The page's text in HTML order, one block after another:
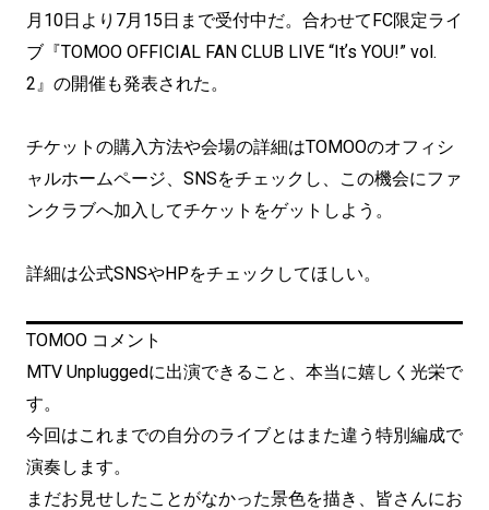
月10日より7月15日まで受付中だ。合わせてFC限定ライ
ブ『TOMOO OFFICIAL FAN CLUB LIVE “Itʼs YOU!” vol.
2』の開催も発表された。
チケットの購入方法や会場の詳細はTOMOOのオフィシ
ャルホームページ、SNSをチェックし、この機会にファ
ンクラブへ加入してチケットをゲットしよう。
詳細は公式SNSやHPをチェックしてほしい。
TOMOO コメント
MTV Unpluggedに出演できること、本当に嬉しく光栄で
す。
今回はこれまでの自分のライブとはまた違う特別編成で
演奏します。
まだお見せしたことがなかった景色を描き、皆さんにお